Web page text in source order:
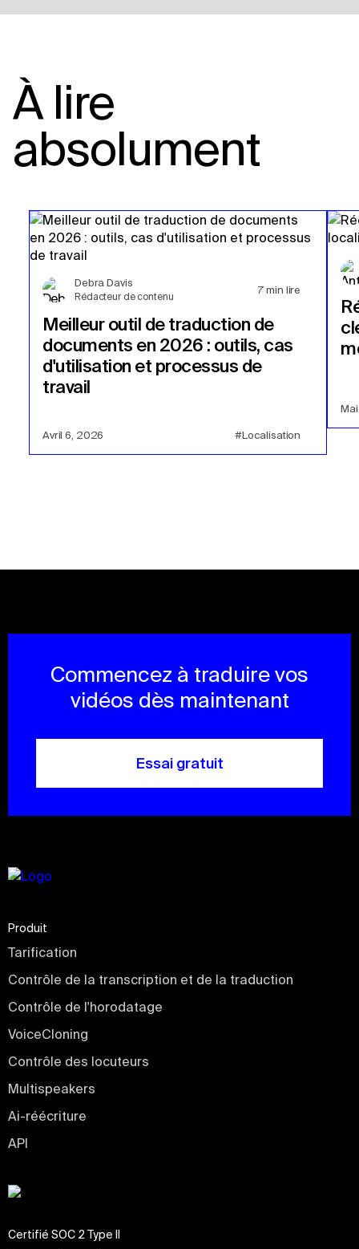
À lire
absolument
Debra Davis
Rédacteur de contenu
7 min lire
Meilleur outil de traduction de
documents en 2026 : outils, cas
d'utilisation et processus de
travail
Avril 6, 2026 #Localisation
Commencez à traduire vos
vidéos dès maintenant
Essai gratuit
Produit
Tarification
Contrôle de la transcription et de la traduction
Contrôle de l'horodatage
VoiceCloning
Contrôle des locuteurs
Multispeakers
Ai-réécriture
API
Certifié SOC 2 Type II